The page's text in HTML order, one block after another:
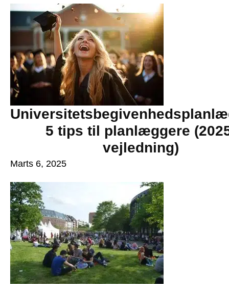
5 tips til planlæggere
vejledning)
Marts 6, 2025